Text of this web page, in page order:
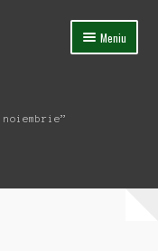
Meniu